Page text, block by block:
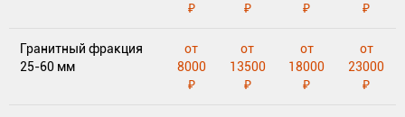
₽
₽
₽
₽
Гранитный фракция
25-60 мм
от
8000
₽
от
13500
₽
от
18000
₽
от
23000
₽